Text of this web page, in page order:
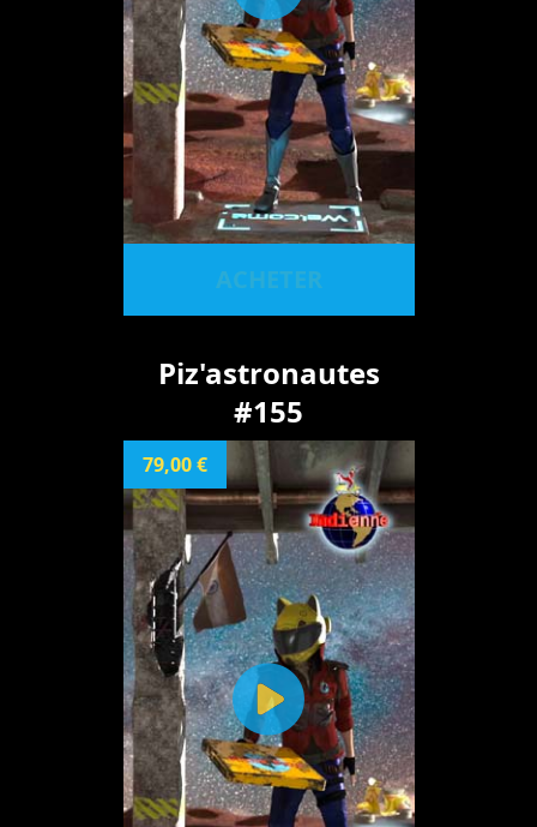
ACHETER
Piz'astronautes
#155
79,00 €